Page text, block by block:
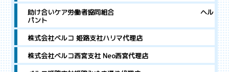
助け合いケア労働者協同組合 ヘル
パント
株式会社ベルコ 姫路支社ハリマ代理店
株式会社ベルコ西宮支社 Neo西宮代理店